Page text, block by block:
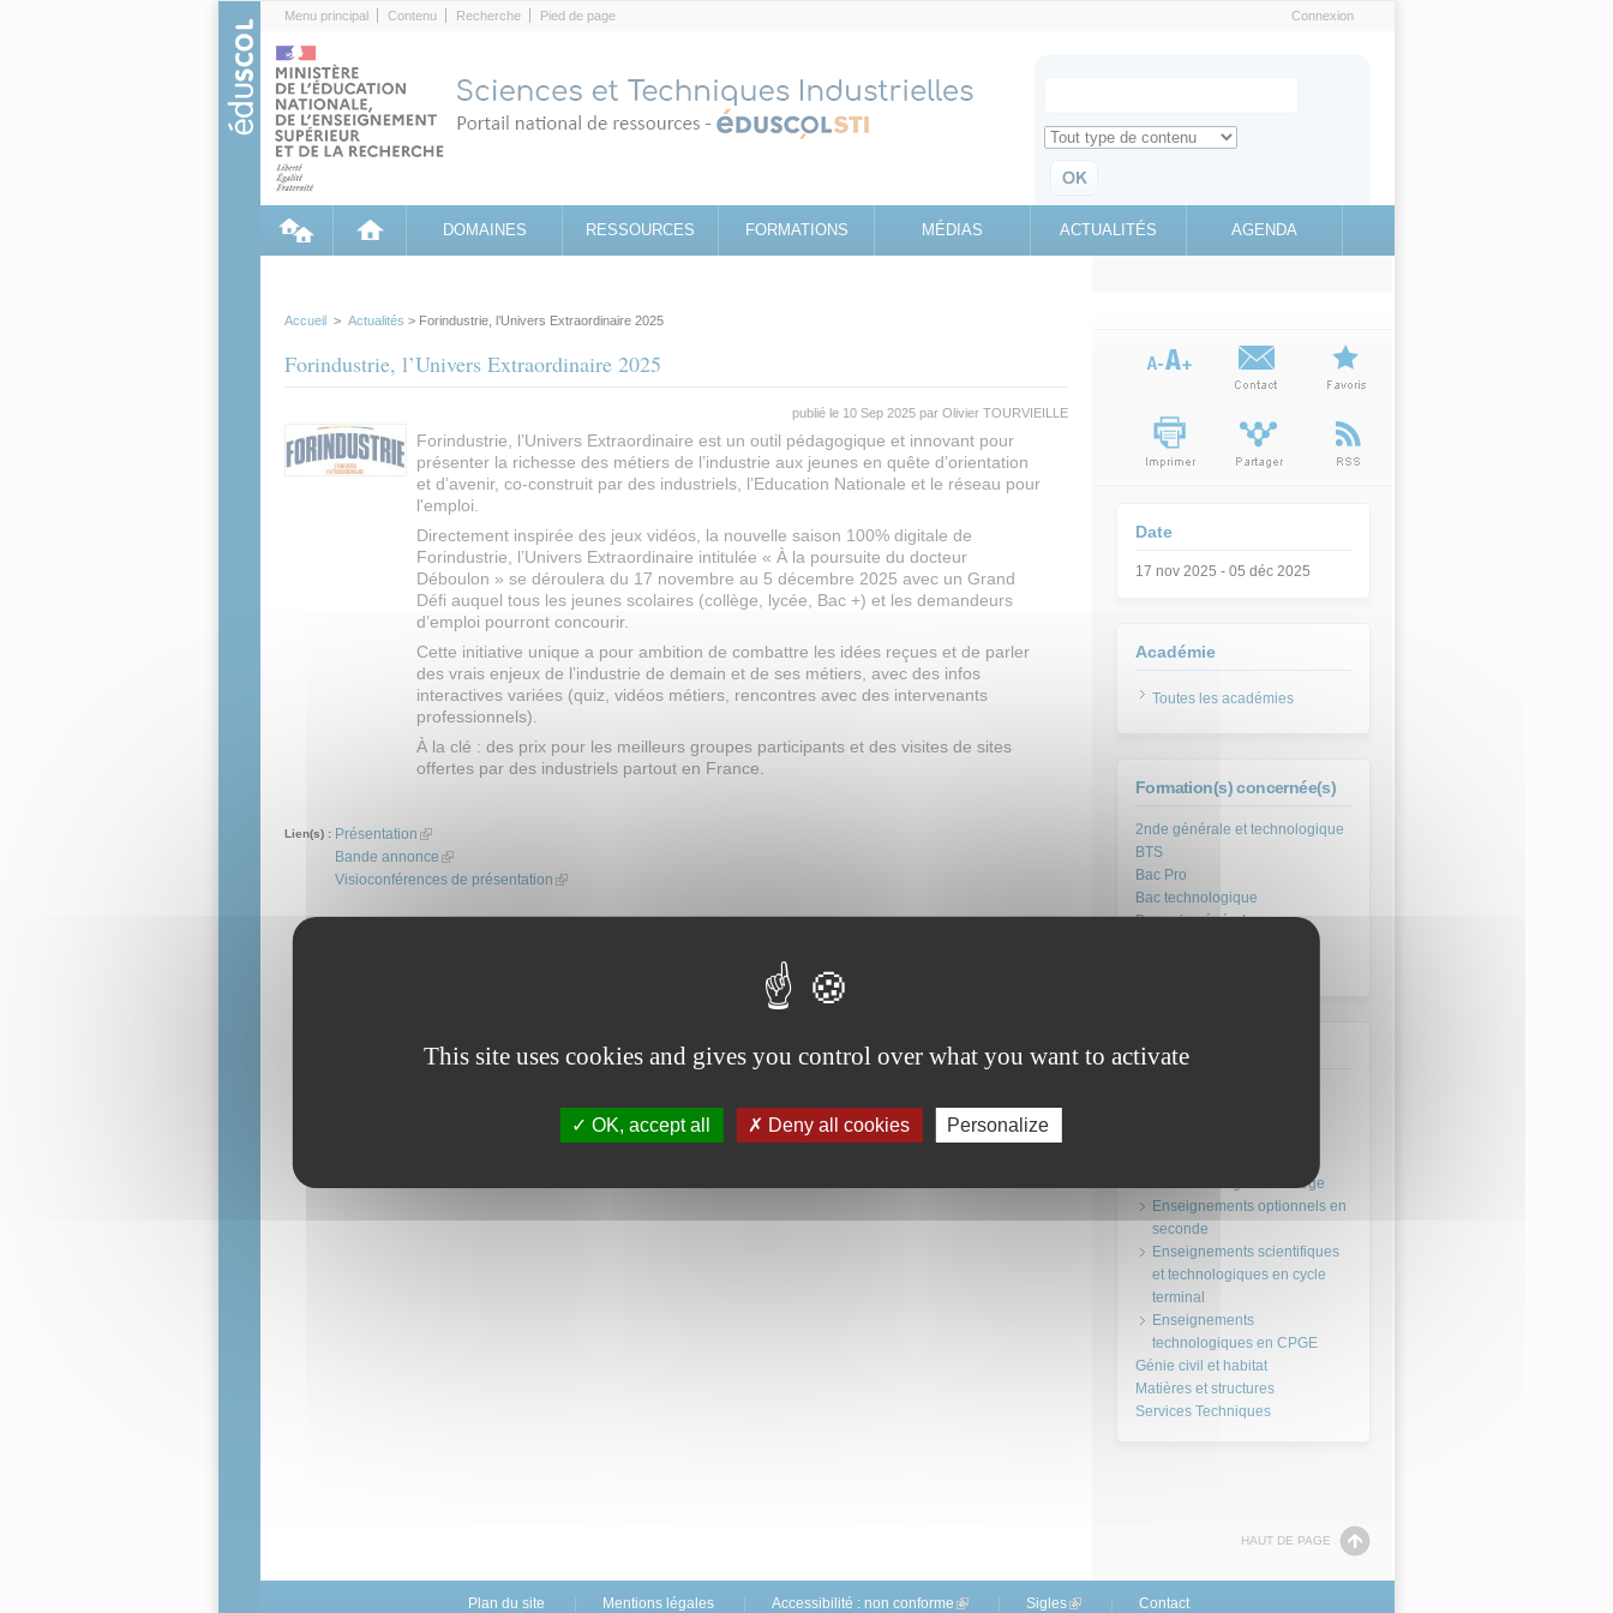
Menu principal Contenu Recherche Pied de page Connexion
Search for
Retrouvez toute l'information sur le site education.gouv.fr
DOMAINES RESSOURCES FORMATIONS MÉDIAS ACTUALITÉS AGENDA
Accueil > Actualités > Forindustrie, l’Univers Extraordinaire 2025
Forindustrie, l’Univers Extraordinaire 2025
publié le 10 Sep 2025 par Olivier TOURVIEILLE
Forindustrie, l’Univers Extraordinaire est un outil pédagogique et innovant pour
présenter la richesse des métiers de l’industrie aux jeunes en quête d’orientation
et d’avenir, co-construit par des industriels, l’Education Nationale et le réseau pour
l'emploi.
Directement inspirée des jeux vidéos, la nouvelle saison 100% digitale de
Forindustrie, l’Univers Extraordinaire intitulée « À la poursuite du docteur
Déboulon » se déroulera du 17 novembre au 5 décembre 2025 avec un Grand
Défi auquel tous les jeunes scolaires (collège, lycée, Bac +) et les demandeurs
d’emploi pourront concourir.
Cette initiative unique a pour ambition de combattre les idées reçues et de parler
des vrais enjeux de l’industrie de demain et de ses métiers, avec des infos
interactives variées (quiz, vidéos métiers, rencontres avec des intervenants
professionnels).
À la clé : des prix pour les meilleurs groupes participants et des visites de sites
offertes par des industriels partout en France.
Lien(s) : Présentation (link is external)
Bande annonce (link is external)
Visioconférences de présentation (link is external)
Date
17 nov 2025 - 05 déc 2025
Académie
Toutes les académies
Formation(s) concernée(s)
Domaine
La Technologie au collège
Enseignements optionnels en
seconde
Enseignements scientifiques
et technologiques en cycle
terminal
Enseignements
technologiques en CPGE
HAUT DE PAGE
Plan du site Mentions légales Accessibilité : non conforme (link is external)
Sigles(link is external)
Contact
This site uses cookies and gives you control over what you want to activate
OK, accept all Deny all cookies Personalize